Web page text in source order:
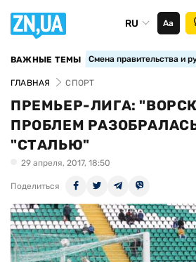
RU Аа
ВАЖНЫЕ ТЕМЫ Смена правительства и
ГЛАВНАЯ СПОРТ
ПРЕМЬЕР-ЛИГА:
ПРОБЛЕМ
"СТАЛЬЮ"
29 апреля, 2017, 18:50
Поделиться